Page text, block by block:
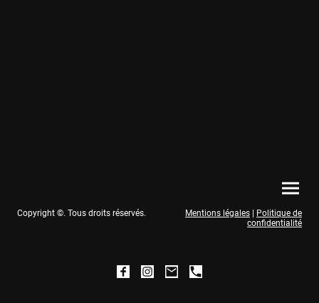
Copyright ©. Tous droits réservés. Mentions légales | Politique de
confidentialité